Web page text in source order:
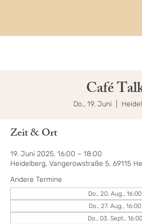
Café
Do., 19. Juni
Zeit & Ort
19. Juni 2025, 16:00 – 18:00
Heidelberg, Vangerowstraße 5, 69115
Andere Termine
Do., 20. Aug., 16:00
Do., 27. Aug., 16:00
Do., 03. Sept., 16:00